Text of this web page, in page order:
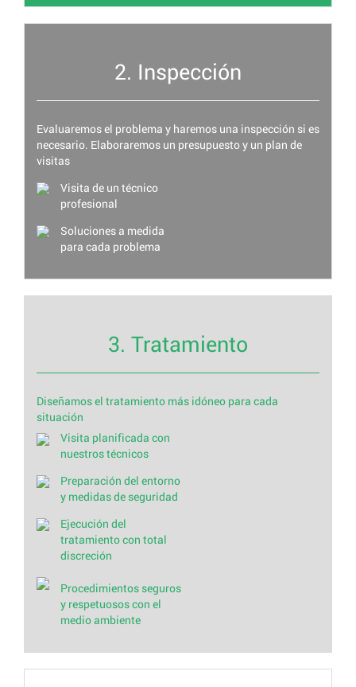
2. Inspección
Evaluaremos el problema y haremos una inspección si es
necesario. Elaboraremos un presupuesto y un plan de
visitas
Visita de un técnico
profesional
Soluciones a medida
para cada problema
3. Tratamiento
Diseñamos el tratamiento más idóneo para cada
situación
Visita planificada con
nuestros técnicos
Preparación del entorno
y medidas de seguridad
Ejecución del
tratamiento con total
discreción
Procedimientos seguros
y respetuosos con el
medio ambiente